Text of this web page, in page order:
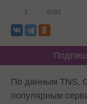
3 8792
По данным TNS,
популярным